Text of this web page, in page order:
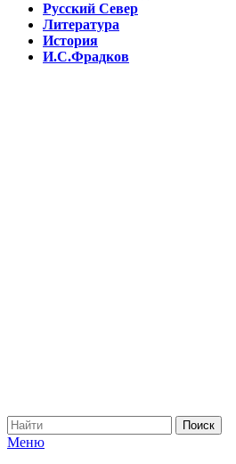
Русский Север
Литература
История
И.С.Фрадков
Меню